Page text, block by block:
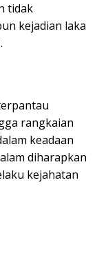
tidak
kejadian laka
rangkaian
keadaan
diharapkan
kejahatan